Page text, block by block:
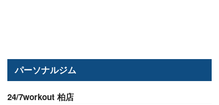
パーソナルジム
24/7workout 柏店